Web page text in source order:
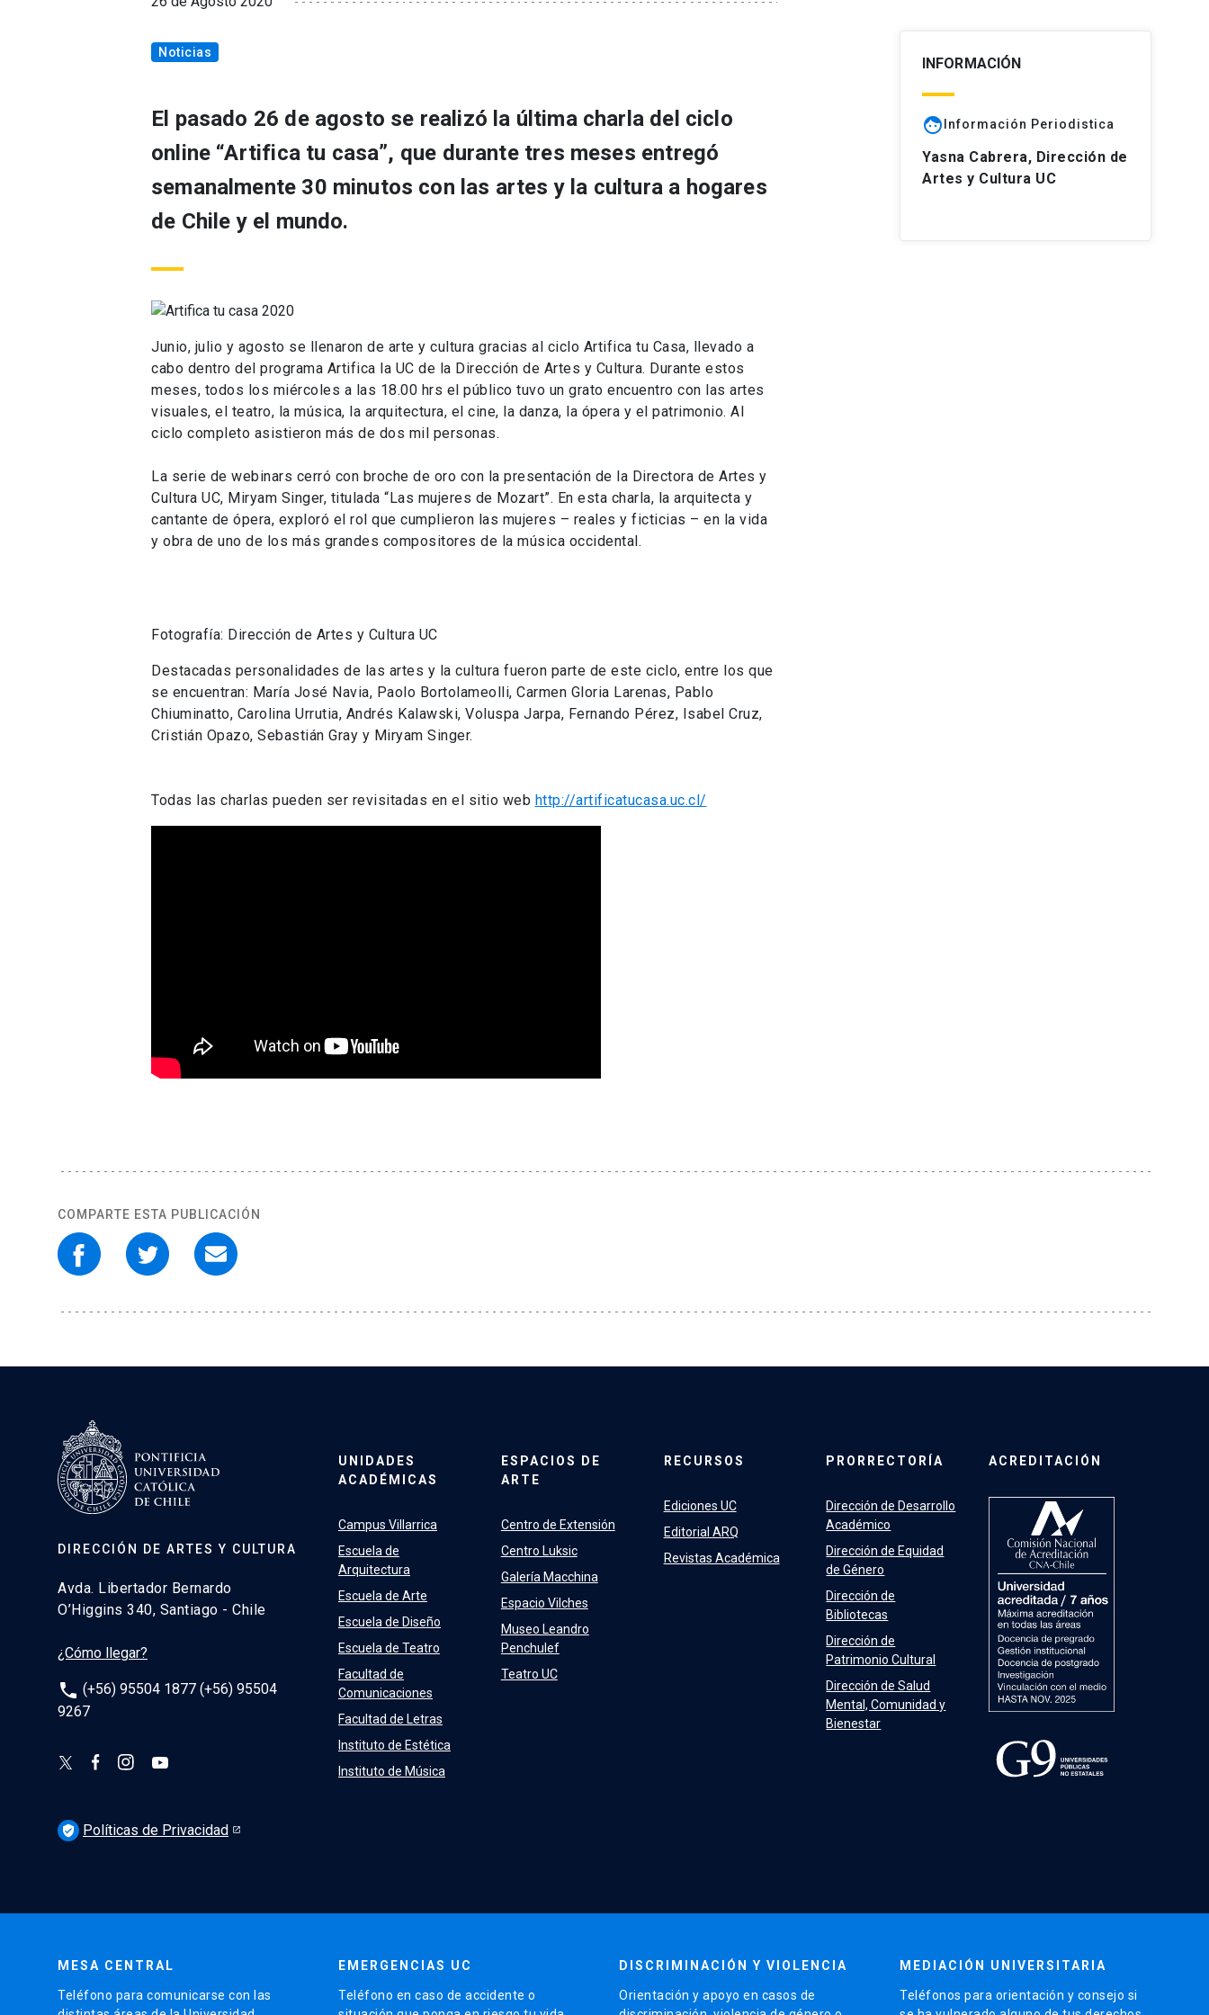
Noticias
El pasado 26 de agosto se realizó la última charla del ciclo
online “Artifica tu casa”, que durante tres meses entregó
semanalmente 30 minutos con las artes y la cultura a hogares
de Chile y el mundo.
Junio, julio y agosto se llenaron de arte y cultura gracias al ciclo Artifica tu Casa, llevado a
cabo dentro del programa Artifica la UC de la Dirección de Artes y Cultura. Durante estos
meses, todos los miércoles a las 18.00 hrs el público tuvo un grato encuentro con las artes
visuales, el teatro, la música, la arquitectura, el cine, la danza, la ópera y el patrimonio. Al
ciclo completo asistieron más de dos mil personas.
La serie de webinars cerró con broche de oro con la presentación de la Directora de Artes y
Cultura UC, Miryam Singer, titulada “Las mujeres de Mozart”. En esta charla, la arquitecta y
cantante de ópera, exploró el rol que cumplieron las mujeres – reales y ficticias – en la vida
y obra de uno de los más grandes compositores de la música occidental.
Fotografía: Dirección de Artes y Cultura UC
Destacadas personalidades de las artes y la cultura fueron parte de este ciclo, entre los que
se encuentran: María José Navia, Paolo Bortolameolli, Carmen Gloria Larenas, Pablo
Chiuminatto, Carolina Urrutia, Andrés Kalawski, Voluspa Jarpa, Fernando Pérez, Isabel Cruz,
Cristián Opazo, Sebastián Gray y Miryam Singer.
Todas las charlas pueden ser revisitadas en el sitio web http://artificatucasa.uc.cl/
INFORMACIÓN
face Información Periodistica
Yasna Cabrera, Dirección de
Artes y Cultura UC
COMPARTE ESTA PUBLICACIÓN
DIRECCIÓN DE ARTES Y CULTURA
Avda. Libertador Bernardo
O’Higgins 340, Santiago - Chile
¿Cómo llegar?
phone (+56) 95504 1877 (+56) 95504
9267
UNIDADES
ACADÉMICAS
Campus Villarrica
Escuela de
Arquitectura
Escuela de Arte
Escuela de Diseño
Escuela de Teatro
Facultad de
Comunicaciones
Facultad de Letras
Instituto de Estética
Instituto de Música
ESPACIOS DE
ARTE
Centro de Extensión
Centro Luksic
Galería Macchina
Espacio Vilches
Museo Leandro
Penchulef
Teatro UC
RECURSOS
Ediciones UC
Editorial ARQ
Revistas Académica
PRORRECTORÍA
Dirección de Desarrollo
Académico
Dirección de Equidad
de Género
Dirección de
Bibliotecas
Dirección de
Patrimonio Cultural
Dirección de Salud
Mental, Comunidad y
Bienestar
ACREDITACIÓN
verified_user Políticas de Privacidad
MESA CENTRAL
Teléfono para comunicarse con las
EMERGENCIAS UC
Teléfono en caso de accidente o
DISCRIMINACIÓN Y VIOLENCIA
Orientación y apoyo en casos de
MEDIACIÓN UNIVERSITARIA
Teléfonos para orientación y consejo si